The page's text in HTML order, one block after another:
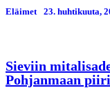
Eläimet 23. huhtikuuta,
Sieviin
Pohjanmaan